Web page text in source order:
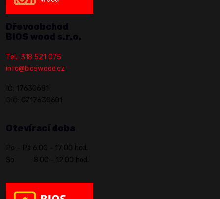
Dřevoobchod
BIOS wood s.r.o.
Tel.: 318 521 075
info@bioswood.cz
IČ: 17630681
DIČ: CZ17630681
Otevírací doba
Po - Pá 6:00 - 17:00 hod.
So 8:00 - 12:00 hod.